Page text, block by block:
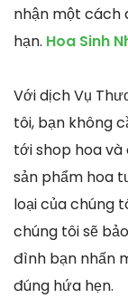
nhận một cách
hạn. Hoa Sinh
Với dịch Vụ
tôi, bạn không
tới shop hoa và
sản phẩm hoa
loại của chúng
chúng tôi sẽ
đình bạn nhấn
đúng hứa hẹn.